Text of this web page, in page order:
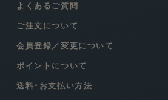
よくあるご質問
ご注文について
会員登録／変更について
ポイントについて
送料･お支払い方法